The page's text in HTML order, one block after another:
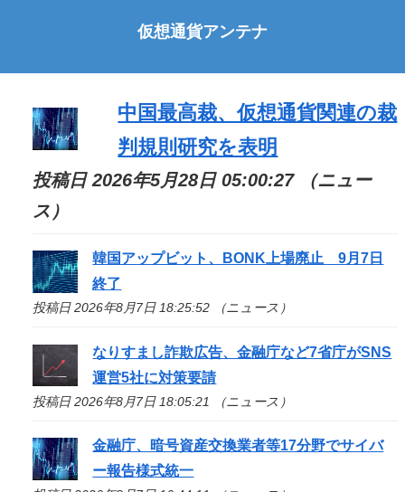
仮想通貨アンテナ
中国最高裁、仮想通貨関連の裁
判規則研究を表明
投稿日 2026年5月28日 05:00:27 （ニュー
ス）
韓国アップビット、BONK上場廃止 9月7日
終了
投稿日 2026年8月7日 18:25:52 （ニュース）
なりすまし詐欺広告、金融庁など7省庁がSNS
運営5社に対策要請
投稿日 2026年8月7日 18:05:21 （ニュース）
金融庁、暗号資産交換業者等17分野でサイバ
ー報告様式統一